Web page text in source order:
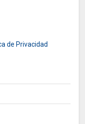
de Privacidad